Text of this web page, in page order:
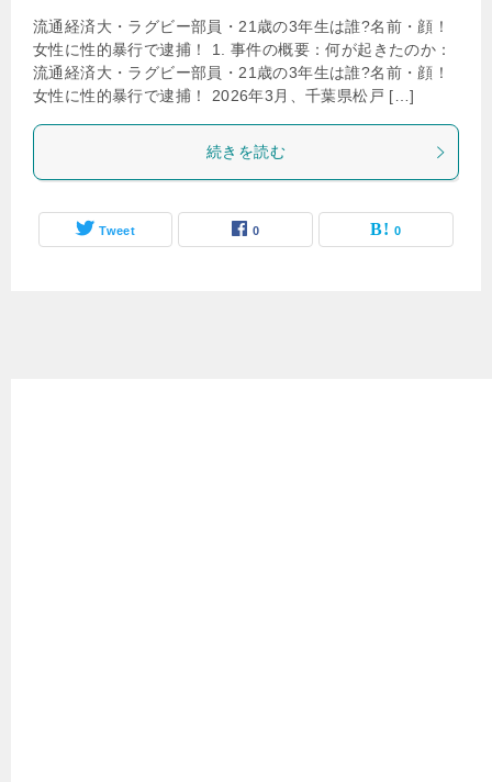
流通経済大・ラグビー部員・21歳の3年生は誰?名前・顔！
女性に性的暴行で逮捕！ 1. 事件の概要：何が起きたのか：
流通経済大・ラグビー部員・21歳の3年生は誰?名前・顔！
女性に性的暴行で逮捕！ 2026年3月、千葉県松戸 […]
続きを読む
Tweet 0 0